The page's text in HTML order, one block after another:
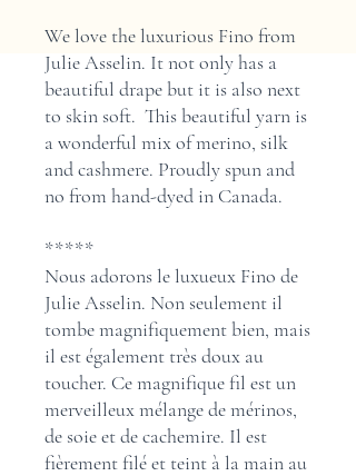
We love the luxurious Fino from
Julie Asselin. It not only has a
beautiful drape but it is also next
to skin soft. This beautiful yarn is
a wonderful mix of merino, silk
and cashmere. Proudly spun and
no from hand-dyed in Canada.
*****
Nous adorons le luxueux Fino de
Julie Asselin. Non seulement il
tombe magnifiquement bien, mais
il est également très doux au
toucher. Ce magnifique fil est un
merveilleux mélange de mérinos,
de soie et de cachemire. Il est
fièrement filé et teint à la main au